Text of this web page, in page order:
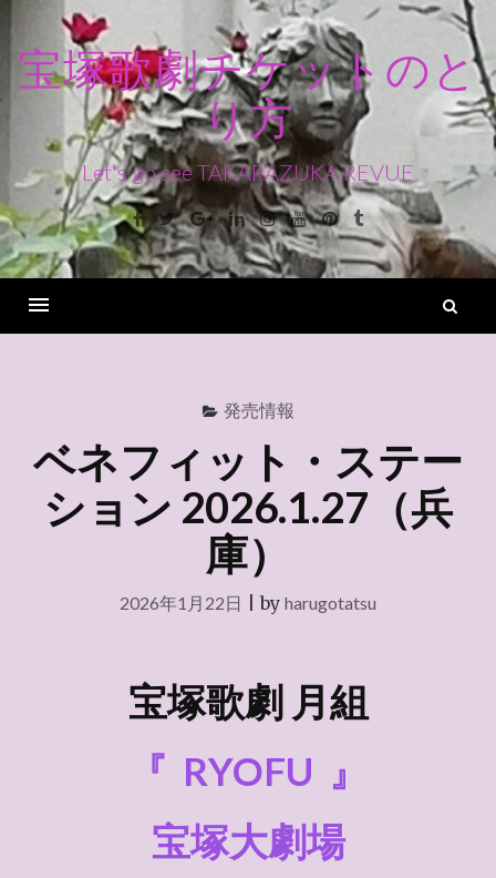
ン
ス
キ
ッ
宝塚歌劇チケットのと
り方
Let's go see TAKARAZUKA REVUE
Facebook
TwitterGoogle+LinkedinInstagram
YoutubePinterest
Tumblr
発売情報
ベネフィット・ステー
ション 2026.1.27（兵
庫）
2026年1月22日 |by harugotatsu
宝塚歌劇 月組
『 RYOFU 』
宝塚大劇場